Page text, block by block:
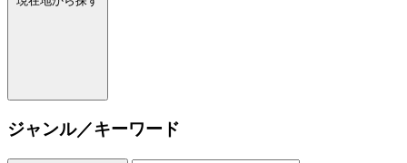
ジャンル／キーワード